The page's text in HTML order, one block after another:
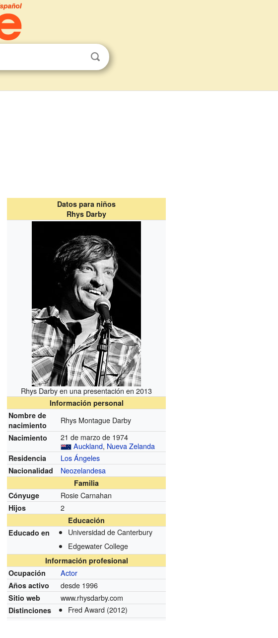
Datos para niños
Rhys Darby
Rhys Darby en una presentación en 2013
Información personal
Nombre de
nacimiento
Rhys Montague Darby
Nacimiento
21 de marzo de 1974
Auckland, Nueva Zelanda
Residencia Los Ángeles
Nacionalidad Neozelandesa
Familia
Cónyuge
Rosie Carnahan
Hijos 2
Educación
Educado en
Universidad de Canterbury
Edgewater College
Información profesional
Ocupación
Actor
Años activo desde 1996
Sitio web www.rhysdarby.com
Distinciones Fred Award (2012)